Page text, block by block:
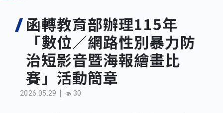
制與避難演練，以免受罰。
🎉🎉🎉狂賀! 12望蘇同學榮錄MIT麻省理工學院，本校
連續兩年錄取世界第一學府！
函轉教育部辦理115年
「數位∕網路性別暴力防
治短影音暨海報繪畫比
賽」活動簡章
2026.05.29 30